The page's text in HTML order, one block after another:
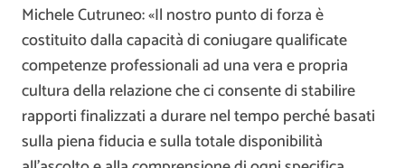
Michele Cutruneo: «Il nostro punto di forza è
costituito dalla capacità di coniugare qualificate
competenze professionali ad una vera e propria
cultura della relazione che ci consente di stabilire
rapporti finalizzati a durare nel tempo perché basati
sulla piena fiducia e sulla totale disponibilità